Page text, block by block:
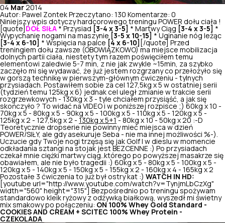
04 Mar 2014
Autor: Pawel Zontek Przeczytano: 130 Komentarze: 0
Niniejszy wpis dotyczy hardcorowego treningu POWER dołu ciała !
[quote] DÓŁ SIŁA * Przysiad [3-4 x 3-5] * Martwy Ciąg [3-4 x 3-5]
*
Wypychanie nogami na maszynie
[3-5 x 10-15]
* Uginanie nóg leżąc
[3-4 x 6-10]
* Wspięcia na palce [4 x 6-10]
[/quote] Przed
treningiem dołu zawsze (OBOWIĄZKOWO) ma miejsce mobilizacja
dolnych partii ciała, niestety tym razem poświęciłem temu
elementowi zaledwie 5-7 min, z nie jak zwykle ~15min, za szybko
zaczęło mi się wydawać, że już jestem rozgrzany co przełożyło się
w gorszą technikę w pierwszym-głównym ćwiczeniu - tylnych
przysiadach. Postawiłem sobie za cel 127,5kg x 5 w ostatniej serii
(tydzień temu 125kg x 6) jednak cel uległ zmianie w trakcie serii
rozgrzewkowych - 130kg x 3 - tyle chciałem przysiąść, a jak się
skończyło ? To widać na VIDEO i w poniższej rozpisce ;) 60kg x 10 -
70kg x 5 - 80kg x 5 - 90kg x 5 - 100kg x 5 - 110kg x 5 - 120kg x 5 -
125kg x 2 - 127,5kg x 2 - 130kg x 5+1 - 80kg x 10 - 50kg x 20 :-D
Teoretycznie dropserie nie powinny mieć miejsca w dzień
POWER/SIŁY, ale gdy asekuruje Seba - nie ma innej możliwości %-).
Uczucie gdy Twoje nogi trzęsą się jak Golf I w dieslu w momencie
odkładania sztangi na stojak jest BEZCENNE :) Po przysiadach
czekał mnie ciężki martwy ciąg..którego po powyższej masakrze się
obawiałem, ale nie było tragedii :) 60kg x 5 - 80kg x 5 - 100kg x 5 -
120kg x 5 - 140kg x 5 - 150kg x 5 - 155kg x 2 - 160kg x 4 - 165kg x 2
Pozostałe 3 ćwiczenia to już był ostry kat :) WATCH IN HD:
[youtube url="http://www.youtube.com/watch?v=TynjmLbCzXg"
width="560" height="315"] Bezpośrednio po treningu spożywam
standardowo kleik ryżowy z odżywką białkową, wyszedł mi świetny
mix smakowy po połączeniu: ON 100% Whey Gold Standard -
COOKIES AND CREAM + SCITEC 100% Whey Protein -
CZEKOLADA